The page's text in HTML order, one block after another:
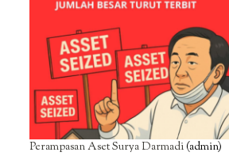
Perampasan Aset Surya Darmadi(admin)